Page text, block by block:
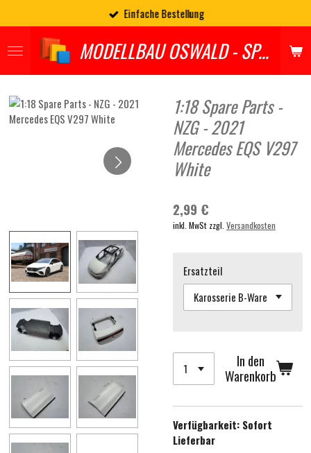
Hauptinhalt
springen
MODELLBAU OSWALD - SPARES
Einfache Bestellung
1:18 Spare Parts -
NZG - 2021
Mercedes EQS V297
White
2,99 €
inkl. MwSt zzgl. Versandkosten
Ersatzteil
In den
Warenkorb
Verfügbarkeit: Sofort
Lieferbar